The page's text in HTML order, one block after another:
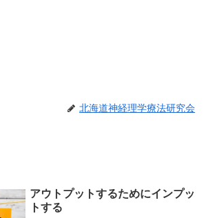
北海道神経理学療法研究会
アウトプットするためにインプッ
トする